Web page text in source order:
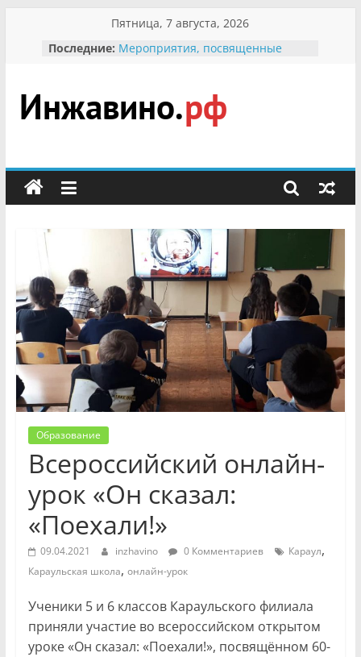
содержимому
Пятница, 7 августа, 2026
Последние: Мероприятия, посвященные
гражданин Инжавинского округа»
участнице Великой
Отечественной, фронтовичке
Безопасность в сети Интернет
мероприятии «Сохраним
первоцветы!»
В вольере Воронинского
заповедника родились крапчатые
суслики
Инжавино.рф
сельский
портал
Образование
Всероссийский онлайн-
урок «Он сказал:
«Поехали!»
09.04.2021 inzhavino 0 Комментариев Караул,
Караульская школа, онлайн-урок
Ученики 5 и 6 классов Караульского филиала
приняли участие во всероссийском открытом
уроке «Он сказал: «Поехали!», посвящённом 60-